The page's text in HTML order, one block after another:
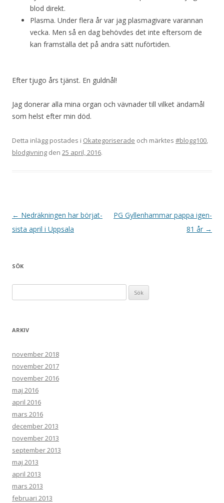
blod direkt.
Plasma. Under flera år var jag plasmagivare varannan
vecka. Men så en dag behövdes det inte eftersom de
kan framställa det på andra sätt nuförtiden.
Efter tjugo års tjänst. En guldnål!
Jag donerar alla mina organ och vävnader till vilket ändamål
som helst efter min död.
Detta inlägg postades i Okategoriserade och märktes #blogg100,
blodgivning den 25 april, 2016.
Inläggsnavigering
← Nedräkningen har börjat-
sista april i Uppsala
PG Gyllenhammar pappa igen-
81 år →
SÖK
ARKIV
november 2018
november 2017
november 2016
maj 2016
april 2016
mars 2016
december 2013
november 2013
september 2013
maj 2013
april 2013
mars 2013
februari 2013